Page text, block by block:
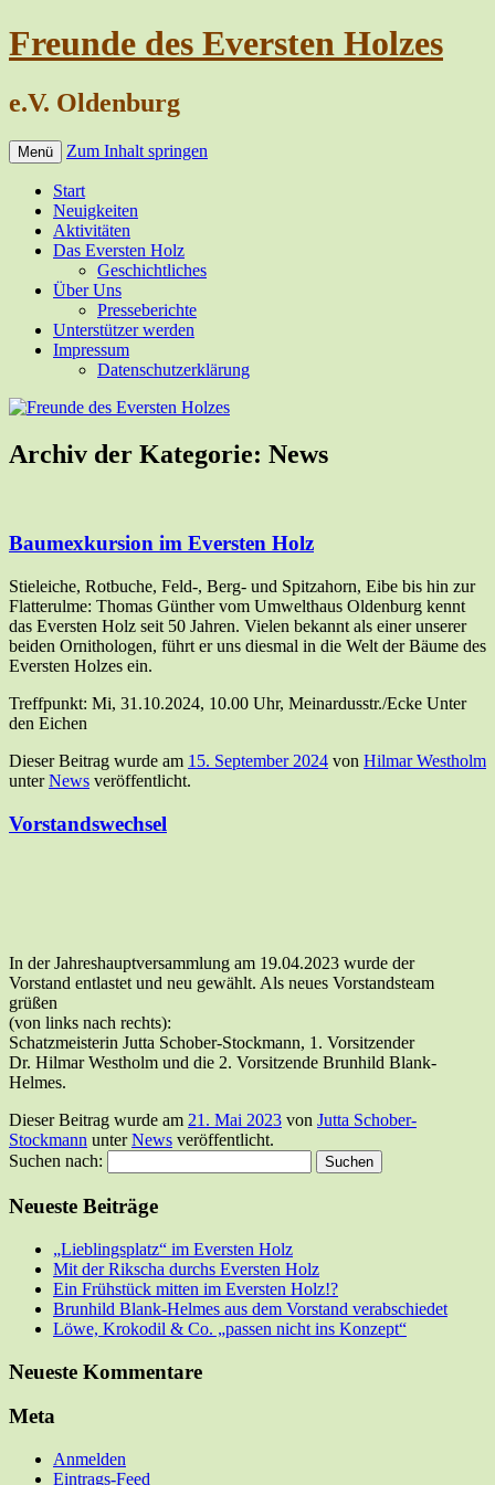
Freunde des Eversten Holzes
e.V. Oldenburg
Menü Zum Inhalt springen
Start
Neuigkeiten
Aktivitäten
Das Eversten Holz
Geschichtliches
Über Uns
Presseberichte
Unterstützer werden
Impressum
Datenschutzerklärung
Archiv der Kategorie: News
Baumexkursion im Eversten Holz
Stieleiche, Rotbuche, Feld-, Berg- und Spitzahorn, Eibe bis hin zur
Flatterulme: Thomas Günther vom Umwelthaus Oldenburg kennt
das Eversten Holz seit 50 Jahren. Vielen bekannt als einer unserer
beiden Ornithologen, führt er uns diesmal in die Welt der Bäume des
Eversten Holzes ein.
Treffpunkt: Mi, 31.10.2024, 10.00 Uhr, Meinardusstr./Ecke Unter
den Eichen
Dieser Beitrag wurde am 15. September 2024 von Hilmar Westholm
unterNews veröffentlicht.
Vorstandswechsel
In der Jahreshauptversammlung am 19.04.2023 wurde der
Vorstand entlastet und neu gewählt. Als neues Vorstandsteam
grüßen
(von links nach rechts):
Schatzmeisterin Jutta Schober-Stockmann, 1. Vorsitzender
Dr. Hilmar Westholm und die 2. Vorsitzende Brunhild Blank-
Helmes.
Dieser Beitrag wurde am 21. Mai 2023 von Jutta Schober-
Stockmann unterNews veröffentlicht.
Suchen nach:
Neueste Beiträge
„Lieblingsplatz“ im Eversten Holz
Mit der Rikscha durchs Eversten Holz
Ein Frühstück mitten im Eversten Holz!?
Brunhild Blank-Helmes aus dem Vorstand verabschiedet
Löwe, Krokodil & Co. „passen nicht ins Konzept“
Neueste Kommentare
Meta
Anmelden
Eintrags-Feed